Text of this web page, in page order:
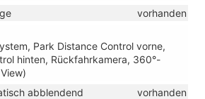
vorhanden
Park Distance Control vorne,
hinten, Rückfahrkamera, 360°-
abblendend
vorhanden